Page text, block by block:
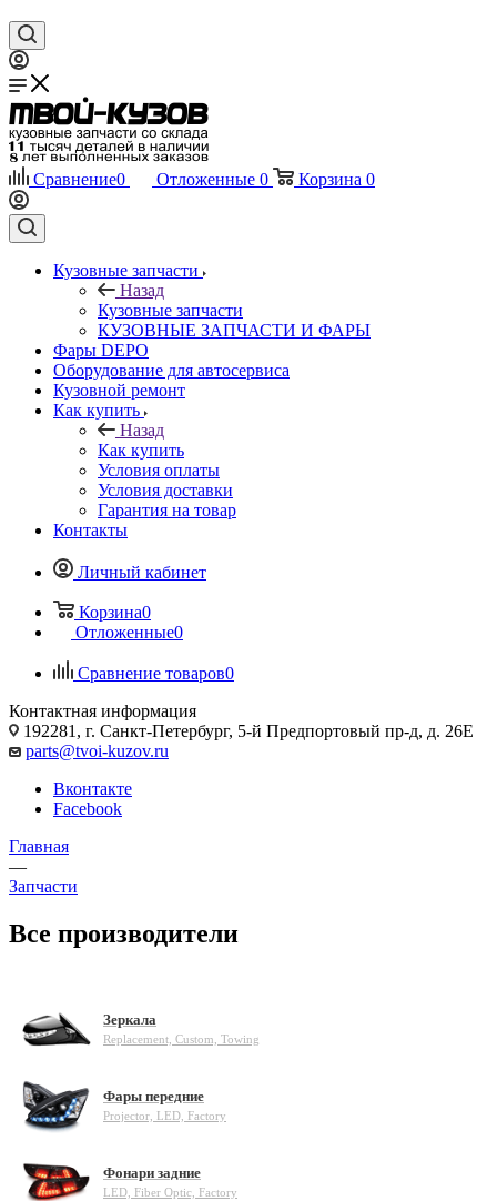
Сравнение0 Отложенные 0 Корзина 0
Кузовные запчасти
Назад
Кузовные запчасти
КУЗОВНЫЕ ЗАПЧАСТИ И ФАРЫ
Фары DEPO
Оборудование для автосервиса
Кузовной ремонт
Как купить
Назад
Как купить
Условия оплаты
Условия доставки
Гарантия на товар
Контакты
Личный кабинет
Корзина0
Отложенные0
Сравнение товаров0
Контактная информация
192281, г. Санкт-Петербург, 5-й Предпортовый пр-д, д. 26Е
parts@tvoi-kuzov.ru
Вконтакте
Facebook
Главная
—
Запчасти
Все производители
Зеркала
Replacement, Custom, Towing
Фары передние
Projector, LED, Factory
Фонари задние
LED, Fiber Optic, Factory